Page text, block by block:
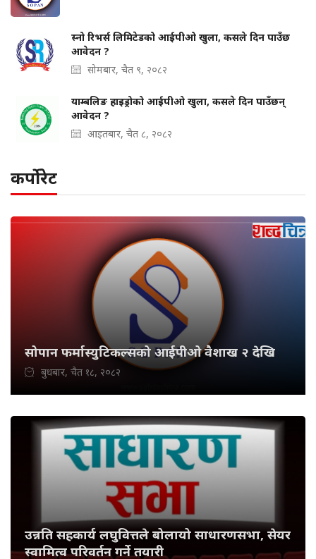
स्नो रिभर्स लिमिटेडको आईपीओ खुला, कसले दिन पाउँछ
आवेदन ?
सोमबार, चैत ९, २०८२
याम्बलिङ हाइड्रोको आईपीओ खुला, कसले दिन पाउँछन्
आवेदन ?
आइतबार, चैत ८, २०८२
कर्पोरेट
सोपान फर्मास्युटिकल्सको आईपीओ वैशाख २ देखि
बुधबार, चैत १८, २०८२
उन्नति सहकार्य लघुवित्तले बोलायो साधारणसभा, सेयर
स्वामित्व परिवर्तन गर्ने तयारी